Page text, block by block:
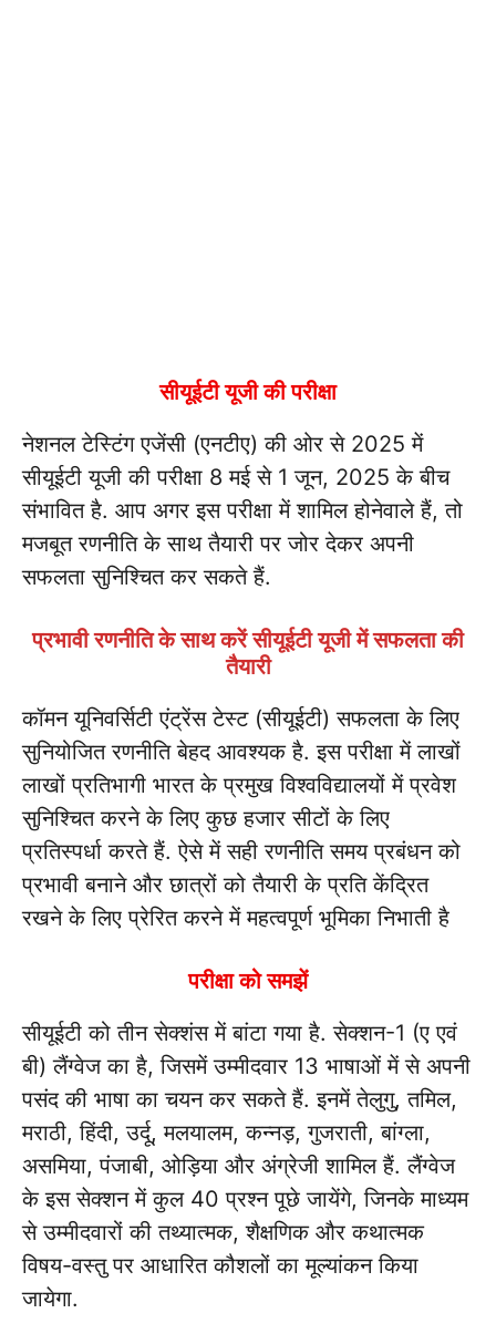
सीयूईटी यूजी की परीक्षा
नेशनल टेस्टिंग एजेंसी (एनटीए) की ओर से 2025 में
सीयूईटी यूजी की परीक्षा 8 मई से 1 जून, 2025 के बीच
संभावित है. आप अगर इस परीक्षा में शामिल होनेवाले हैं, तो
मजबूत रणनीति के साथ तैयारी पर जोर देकर अपनी
सफलता सुनिश्चित कर सकते हैं.
प्रभावी रणनीति के साथ करें सीयूईटी यूजी में सफलता की
तैयारी
कॉमन यूनिवर्सिटी एंट्रेंस टेस्ट (सीयूईटी) सफलता के लिए
सुनियोजित रणनीति बेहद आवश्यक है. इस परीक्षा में लाखों
लाखों प्रतिभागी भारत के प्रमुख विश्वविद्यालयों में प्रवेश
सुनिश्चित करने के लिए कुछ हजार सीटों के लिए
प्रतिस्पर्धा करते हैं. ऐसे में सही रणनीति समय प्रबंधन को
प्रभावी बनाने और छात्रों को तैयारी के प्रति केंद्रित
रखने के लिए प्रेरित करने में महत्वपूर्ण भूमिका निभाती है
परीक्षा को समझें
सीयूईटी को तीन सेक्शंस में बांटा गया है. सेक्शन-1 (ए एवं
बी) लैंग्वेज का है, जिसमें उम्मीदवार 13 भाषाओं में से अपनी
पसंद की भाषा का चयन कर सकते हैं. इनमें तेलुगु, तमिल,
मराठी, हिंदी, उर्दू, मलयालम, कन्नड़, गुजराती, बांग्ला,
असमिया, पंजाबी, ओड़िया और अंग्रेजी शामिल हैं. लैंग्वेज
के इस सेक्शन में कुल 40 प्रश्न पूछे जायेंगे, जिनके माध्यम
से उम्मीदवारों की तथ्यात्मक, शैक्षणिक और कथात्मक
विषय-वस्तु पर आधारित कौशलों का मूल्यांकन किया
जायेगा.